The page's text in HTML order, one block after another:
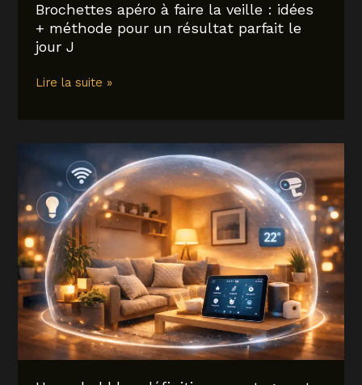
Brochettes apéro à faire la veille : idées
+ méthode pour un résultat parfait le
jour J
Brochettes
idées
+
méthode
pour
un
résultat
parfait
le
jour
J
Lire la suite »